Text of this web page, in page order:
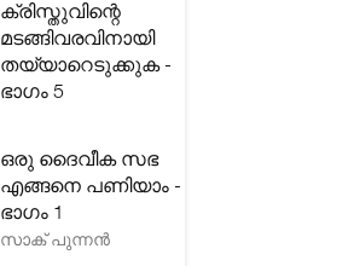
ക്രിസ്തുവിന്റെ
മടങ്ങിവരവിനായി
തയ്യാറെടുക്കുക -
ഭാഗം 5
ഒരു ദൈവീക സഭ
എങ്ങനെ പണിയാം -
ഭാഗം 1
സാക് പുന്നൻ